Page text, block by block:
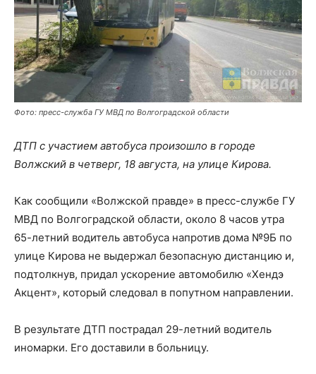
Фото: пресс-служба ГУ МВД по Волгоградской области
ДТП с участием автобуса произошло в городе
Волжский в четверг, 18 августа, на улице Кирова.
Как сообщили «Волжской правде» в пресс-службе ГУ
МВД по Волгоградской области, около 8 часов утра
65-летний водитель автобуса напротив дома №9Б по
улице Кирова не выдержал безопасную дистанцию и,
подтолкнув, придал ускорение автомобилю «Хендэ
Акцент», который следовал в попутном направлении.
В результате ДТП пострадал 29-летний водитель
иномарки. Его доставили в больницу.